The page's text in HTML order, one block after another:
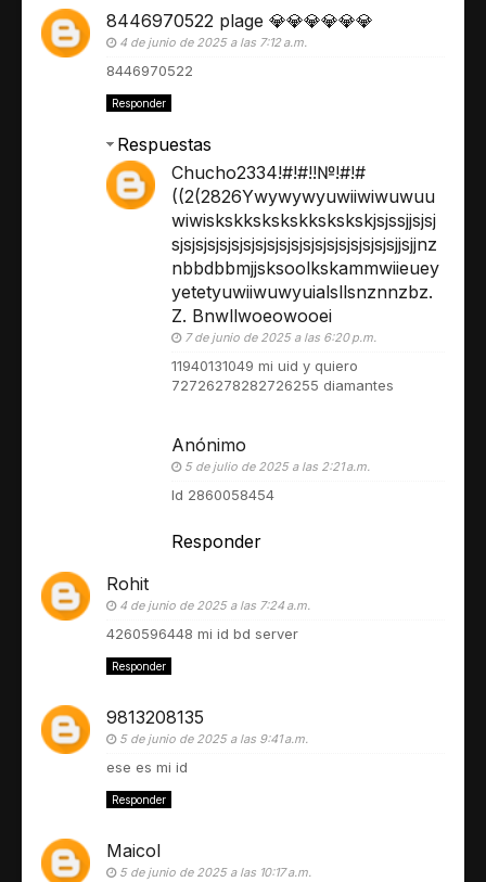
8446970522 plage 💎💎💎💎💎💎
4 de junio de 2025 a las 7:12 a.m.
8446970522
Responder
Respuestas
Chucho2334!#!#!!№!#!#
((2(2826Ywywywyuwiiwiwuwuu
wiwiskskkskskskkskskskjsjssjjsjsj
sjsjsjsjsjsjsjsjsjsjsjsjsjsjsjsjsjsjsjjsjjnz
nbbdbbmjjsksoolkskammwiieuey
yetetyuwiiwuwyuialsllsnznnzbz.
Z. Bnwllwoeowooei
7 de junio de 2025 a las 6:20 p.m.
11940131049 mi uid y quiero
72726278282726255 diamantes
Anónimo
5 de julio de 2025 a las 2:21 a.m.
Id 2860058454
Responder
Rohit
4 de junio de 2025 a las 7:24 a.m.
4260596448 mi id bd server
Responder
9813208135
5 de junio de 2025 a las 9:41 a.m.
ese es mi id
Responder
Maicol
5 de junio de 2025 a las 10:17 a.m.